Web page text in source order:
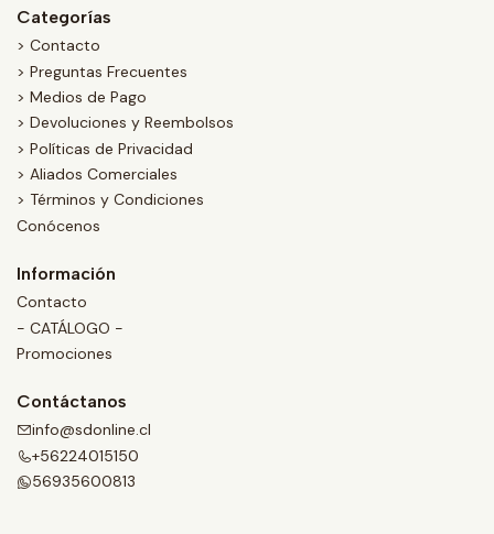
Categorías
> Contacto
> Preguntas Frecuentes
> Medios de Pago
> Devoluciones y Reembolsos
> Políticas de Privacidad
> Aliados Comerciales
> Términos y Condiciones
Conócenos
Información
Contacto
- CATÁLOGO -
Promociones
Contáctanos
info@sdonline.cl
+56224015150
56935600813